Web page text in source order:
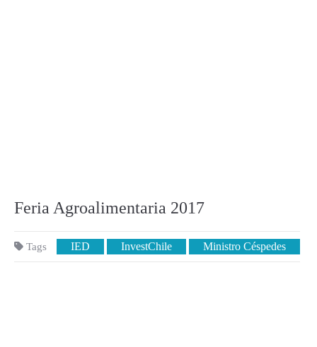
Feria Agroalimentaria 2017
Tags IED InvestChile Ministro Céspedes